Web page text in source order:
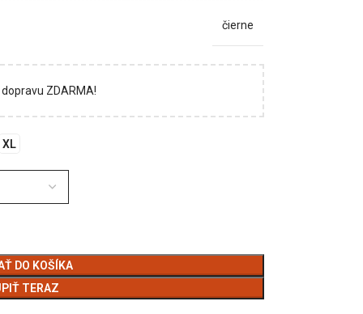
čierne
ZDARMA!
XL
DO KOŠÍKA
TERAZ